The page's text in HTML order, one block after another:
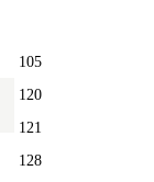
105
120
121
128